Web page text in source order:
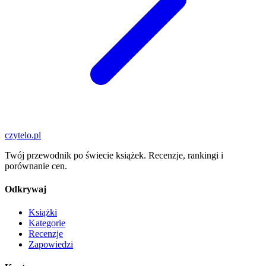
czytelo.pl
Twój przewodnik po świecie książek. Recenzje, rankingi i
porównanie cen.
Odkrywaj
Książki
Kategorie
Recenzje
Zapowiedzi